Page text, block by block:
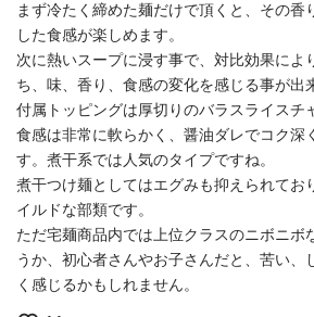
まず冷たく締めた麺だけで頂くと、その香
した食感が楽しめます。
次に熱いスープに浸す事で、対比効果によ
ち、味、香り、食感の変化を感じる事が出
付属トッピングは厚切りのバラスライスチ
食感は非常に軟らかく、醤油ダレでコク深
す。煮干系では人気のタイプですね。
煮干つけ麺としてはエグみも抑えられてお
イルドな部類です。
ただ宅麺商品内では上位クラスのニボニボ
うか、初心者さんやお子さんだと、苦い、
く感じるかもしれません。